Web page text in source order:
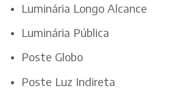
Luminária Longo Alcance
Luminária Pública
Poste Globo
Poste Luz Indireta